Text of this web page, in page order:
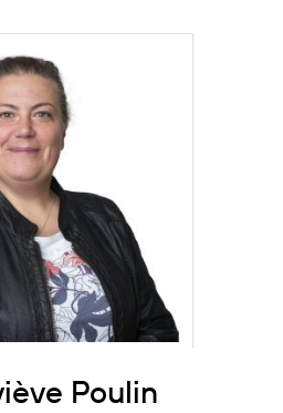
Suite
Poulin